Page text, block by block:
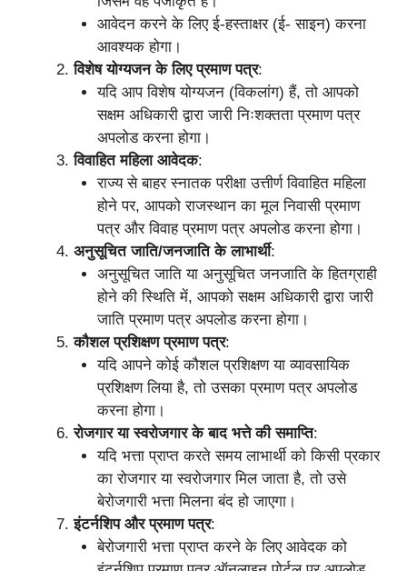
आवेदन करने के लिए ई-हस्ताक्षर (ई- साइन) करना
आवश्यक होगा।
विशेष योग्यजन के लिए प्रमाण पत्र:
यदि आप विशेष योग्यजन (विकलांग) हैं, तो आपको
सक्षम अधिकारी द्वारा जारी निःशक्तता प्रमाण पत्र
अपलोड करना होगा।
विवाहित महिला आवेदक:
राज्य से बाहर स्नातक परीक्षा उत्तीर्ण विवाहित महिला
होने पर, आपको राजस्थान का मूल निवासी प्रमाण
पत्र और विवाह प्रमाण पत्र अपलोड करना होगा।
अनुसूचित जाति/जनजाति के लाभार्थी:
अनुसूचित जाति या अनुसूचित जनजाति के हितग्राही
होने की स्थिति में, आपको सक्षम अधिकारी द्वारा जारी
जाति प्रमाण पत्र अपलोड करना होगा।
कौशल प्रशिक्षण प्रमाण पत्र:
यदि आपने कोई कौशल प्रशिक्षण या व्यावसायिक
प्रशिक्षण लिया है, तो उसका प्रमाण पत्र अपलोड
करना होगा।
रोजगार या स्वरोजगार के बाद भत्ते की समाप्ति:
यदि भत्ता प्राप्त करते समय लाभार्थी को किसी प्रकार
का रोजगार या स्वरोजगार मिल जाता है, तो उसे
बेरोजगारी भत्ता मिलना बंद हो जाएगा।
इंटर्नशिप और प्रमाण पत्र:
बेरोजगारी भत्ता प्राप्त करने के लिए आवेदक को